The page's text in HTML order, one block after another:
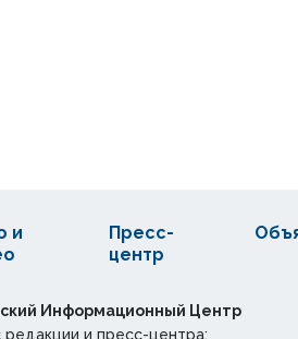
и
Пресс-
центр
Информационный Центр
и пресс-центра: